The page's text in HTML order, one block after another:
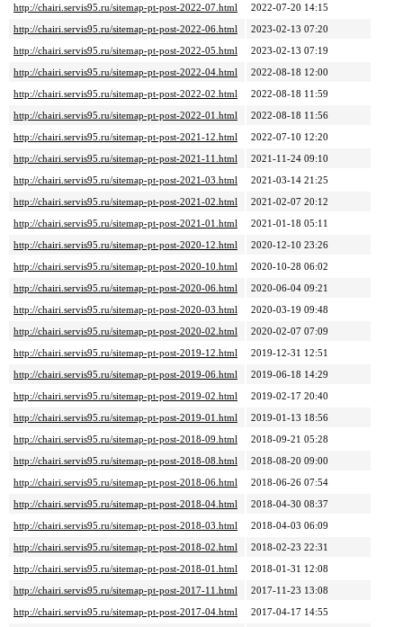
http://chairi.servis95.ru/sitemap-pt-post-2022-07.html
2022-07-20 14:15
http://chairi.servis95.ru/sitemap-pt-post-2022-06.html
2023-02-13 07:20
http://chairi.servis95.ru/sitemap-pt-post-2022-05.html
2023-02-13 07:19
http://chairi.servis95.ru/sitemap-pt-post-2022-04.html
2022-08-18 12:00
http://chairi.servis95.ru/sitemap-pt-post-2022-02.html
2022-08-18 11:59
http://chairi.servis95.ru/sitemap-pt-post-2022-01.html
2022-08-18 11:56
http://chairi.servis95.ru/sitemap-pt-post-2021-12.html
2022-07-10 12:20
http://chairi.servis95.ru/sitemap-pt-post-2021-11.html
2021-11-24 09:10
http://chairi.servis95.ru/sitemap-pt-post-2021-03.html
2021-03-14 21:25
http://chairi.servis95.ru/sitemap-pt-post-2021-02.html
2021-02-07 20:12
http://chairi.servis95.ru/sitemap-pt-post-2021-01.html
2021-01-18 05:11
http://chairi.servis95.ru/sitemap-pt-post-2020-12.html
2020-12-10 23:26
http://chairi.servis95.ru/sitemap-pt-post-2020-10.html
2020-10-28 06:02
http://chairi.servis95.ru/sitemap-pt-post-2020-06.html
2020-06-04 09:21
http://chairi.servis95.ru/sitemap-pt-post-2020-03.html
2020-03-19 09:48
http://chairi.servis95.ru/sitemap-pt-post-2020-02.html
2020-02-07 07:09
http://chairi.servis95.ru/sitemap-pt-post-2019-12.html
2019-12-31 12:51
http://chairi.servis95.ru/sitemap-pt-post-2019-06.html
2019-06-18 14:29
http://chairi.servis95.ru/sitemap-pt-post-2019-02.html
2019-02-17 20:40
http://chairi.servis95.ru/sitemap-pt-post-2019-01.html
2019-01-13 18:56
http://chairi.servis95.ru/sitemap-pt-post-2018-09.html
2018-09-21 05:28
http://chairi.servis95.ru/sitemap-pt-post-2018-08.html
2018-08-20 09:00
http://chairi.servis95.ru/sitemap-pt-post-2018-06.html
2018-06-26 07:54
http://chairi.servis95.ru/sitemap-pt-post-2018-04.html
2018-04-30 08:37
http://chairi.servis95.ru/sitemap-pt-post-2018-03.html
2018-04-03 06:09
http://chairi.servis95.ru/sitemap-pt-post-2018-02.html
2018-02-23 22:31
http://chairi.servis95.ru/sitemap-pt-post-2018-01.html
2018-01-31 12:08
http://chairi.servis95.ru/sitemap-pt-post-2017-11.html
2017-11-23 13:08
http://chairi.servis95.ru/sitemap-pt-post-2017-04.html
2017-04-17 14:55